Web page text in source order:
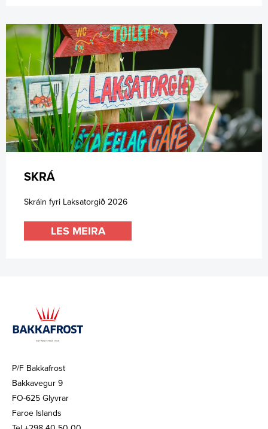
SKRÁ
Skráin fyri Laksatorgið 2026
LES MEIRA
P/F Bakkafrost
Bakkavegur 9
FO-625 Glyvrar
Faroe Islands